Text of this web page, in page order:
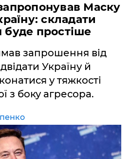
Маску
складати
простіше
запрошення від
Україну й
у тяжкості
з боку агресора.